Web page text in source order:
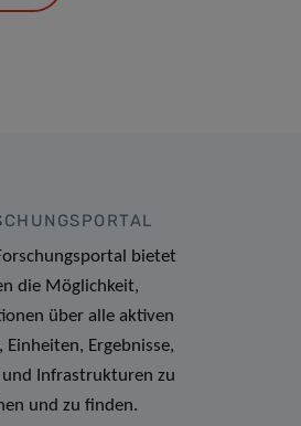
bietet
die Möglichkeit,
über alle aktiven
Einheiten, Ergebnisse,
und Infrastrukturen zu
und zu finden.